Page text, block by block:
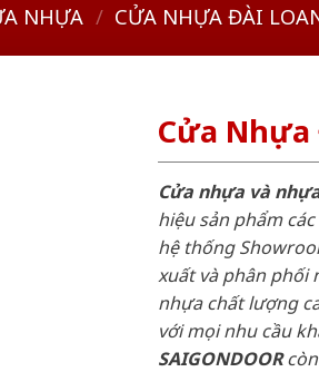
NHỰA / CỬA NHỰA ĐÀI
Cửa Nhựa
Cửa nhựa và
hiệu sản phẩm
hệ thống
xuất và phân phối
nhựa chất lượng
với mọi nhu cầu
SAIGONDOORcòn